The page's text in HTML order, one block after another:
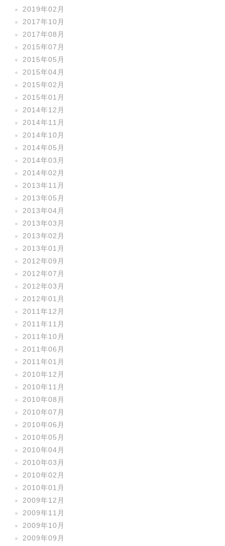
2019年02月
2017年10月
2017年08月
2015年07月
2015年05月
2015年04月
2015年02月
2015年01月
2014年12月
2014年11月
2014年10月
2014年05月
2014年03月
2014年02月
2013年11月
2013年05月
2013年04月
2013年03月
2013年02月
2013年01月
2012年09月
2012年07月
2012年03月
2012年01月
2011年12月
2011年11月
2011年10月
2011年06月
2011年01月
2010年12月
2010年11月
2010年08月
2010年07月
2010年06月
2010年05月
2010年04月
2010年03月
2010年02月
2010年01月
2009年12月
2009年11月
2009年10月
2009年09月